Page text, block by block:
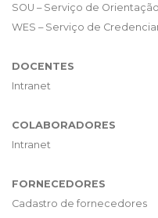
SOU – Serviço de
WES – Serviço de
DOCENTES
Intranet
COLABORADORES
Intranet
FORNECEDORES
Cadastro de fornecedores